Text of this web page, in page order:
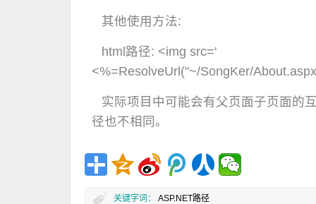
其他使用方法:
html路径: <img src='
<%=ResolveUrl("~/SongKer/
实际项目中可能会有父页面子页面的
径也不相同。
关键字词： ASP.NET路径